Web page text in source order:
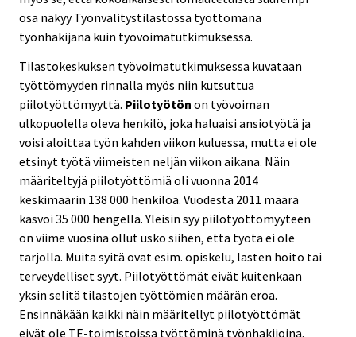
osa näkyy Työnvälitystilastossa työttömänä
työnhakijana kuin työvoimatutkimuksessa.
Tilastokeskuksen työvoimatutkimuksessa kuvataan
työttömyyden rinnalla myös niin kutsuttua
piilotyöttömyyttä. Piilotyötön on työvoiman
ulkopuolella oleva henkilö, joka haluaisi ansiotyötä ja
voisi aloittaa työn kahden viikon kuluessa, mutta ei ole
etsinyt työtä viimeisten neljän viikon aikana. Näin
määriteltyjä piilotyöttömiä oli vuonna 2014
keskimäärin 138 000 henkilöä. Vuodesta 2011 määrä
kasvoi 35 000 hengellä. Yleisin syy piilotyöttömyyteen
on viime vuosina ollut usko siihen, että työtä ei ole
tarjolla. Muita syitä ovat esim. opiskelu, lasten hoito tai
terveydelliset syyt. Piilotyöttömät eivät kuitenkaan
yksin selitä tilastojen työttömien määrän eroa.
Ensinnäkään kaikki näin määritellyt piilotyöttömät
eivät ole TE-toimistoissa työttöminä työnhakijoina.